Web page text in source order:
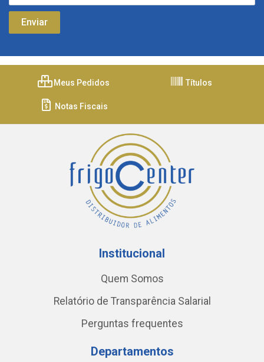
Meus Pedidos Títulos
Notas Fiscais
Institucional
Quem Somos
Relatório de Transparência Salarial
Perguntas frequentes
Departamentos